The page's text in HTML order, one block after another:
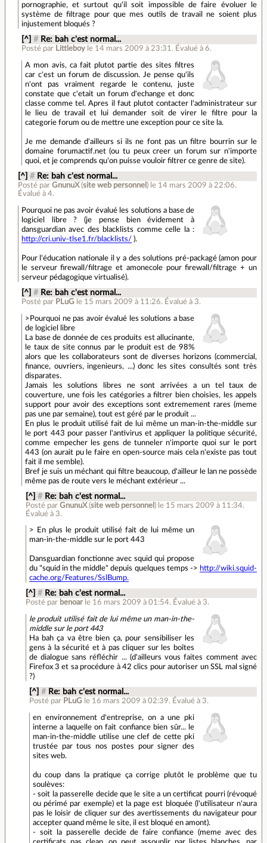
pornographie, et surtout qu'il soit impossible de faire évoluer le
système de filtrage pour que mes outils de travail ne soient plus
injustement bloqués ?
[^] # Re: bah c'est normal...
Posté par Littleboy le 14 mars 2009 à 23:31 . Évalué à6.
A mon avis, ca fait plutot partie des sites filtres
car c'est un forum de discussion. Je pense qu'ils
n'ont pas vraiment regarde le contenu, juste
constate que c'etait un forum d'echange et donc
classe comme tel. Apres il faut plutot contacter l'administrateur sur
le lieu de travail et lui demander soit de virer le filtre pour la
categorie forum ou de mettre une exception pour ce site la.
Je me demande d'ailleurs si ils ne font pas un filtre bourrin sur le
domaine forumactif.net (ou tu peux creer un forum sur n'importe
quoi, et je comprends qu'on puisse vouloir filtrer ce genre de site).
[^] # Re: bah c'est normal...
Posté par GnunuX(site web personnel ) le 14 mars 2009 à 22:06.
Évalué à 4.
Pourquoi ne pas avoir évalué les solutions a base de
logiciel libre ? (je pense bien évidement à
dansguardian avec des blacklists comme celle la :
http://cri.univ-tlse1.fr/blacklists/ ).
Pour l'éducation nationale il y a des solutions pré-packagé (amon pour
le serveur firewall/filtrage et amonecole pour firewall/filtrage + un
serveur pédagogique virtualisé).
[^] # Re: bah c'est normal...
Posté par PLuG le 15 mars 2009 à 11:26. Évalué à 3.
>Pourquoi ne pas avoir évalué les solutions a base
de logiciel libre
La base de donnée de ces produits est allucinante,
le taux de site connus par le produit est de 98%
alors que les collaborateurs sont de diverses horizons (commercial,
finance, ouvriers, ingenieurs, ...) donc les sites consultés sont très
disparates.
Jamais les solutions libres ne sont arrivées a un tel taux de
couverture, une fois les catégories a filtrer bien choisies, les appels
support pour avoir des exceptions sont extremement rares (meme
pas une par semaine), tout est géré par le produit ...
En plus le produit utilisé fait de lui même un man-in-the-middle sur
le port 443 pour passer l'antivirus et appliquer la politique sécurité,
comme empecher les gens de tunneler n'importe quoi sur le port
443 (on aurait pu le faire en open-source mais cela n'existe pas tout
fait il me semble).
Bref je suis un méchant qui filtre beaucoup, d'ailleur le lan ne possède
même pas de route vers le méchant extérieur ...
[^] # Re: bah c'est normal...
Posté par GnunuX(site web personnel ) le 15 mars 2009 à 11:34.
Évalué à 3.
> En plus le produit utilisé fait de lui même un
man-in-the-middle sur le port 443
Dansguardian fonctionne avec squid qui propose
du "squid in the middle" depuis quelques temps -> http://wiki.squid-
cache.org/Features/SslBump.
[^] # Re: bah c'est normal...
Posté par benoar le 16 mars 2009 à 01:54.Évalué à 3.
le produit utilisé fait de lui même un man-in-the-
middle sur le port 443
Ha bah ça va être bien ça, pour sensibiliser les
gens à la sécurité et à pas cliquer sur les boîtes
de dialogue sans réfléchir ... (d'ailleurs vous faites comment avec
Firefox 3 et sa procédure à 42 clics pour autoriser un SSL mal signé
?)
[^] # Re: bah c'est normal...
Posté par PLuG le 16 mars 2009 à 02:39. Évalué à 3.
en environnement d'entreprise, on a une pki
interne a laquelle on fait confiance bien sûr... le
man-in-the-middle utilise une clef de cette pki
trustée par tous nos postes pour signer des
sites web.
du coup dans la pratique ça corrige plutôt le problème que tu
soulèves:
- soit la passerelle decide que le site a un certificat pourri (révoqué
ou périmé par exemple) et la page est bloquée (l'utilisateur n'aura
pas le loisir de cliquer sur des avertissements du navigateur pour
accepter quand même le site, il est bloqué en amont).
- soit la passerelle decide de faire confiance (meme avec des